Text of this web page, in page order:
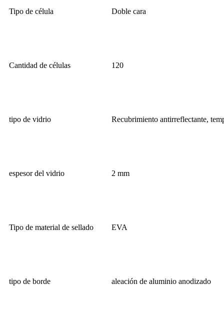
Tipo de célula Doble cara
Cantidad de células 120
tipo de vidrio Recubrimiento antirreflectante,
espesor del vidrio 2 mm
Tipo de material de sellado EVA
tipo de borde aleación de aluminio anodizado